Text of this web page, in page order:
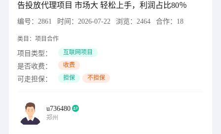
告投放代理项目 市场大 轻松上手，利润占比80％
编号： 2861 时间： 2026-07-22 浏览： 2464 合作： 18
类目： 项目合作
项目类型： 互联网项目
是否收费： 收费
可走担保： 担保 不担保
u736480
郑州